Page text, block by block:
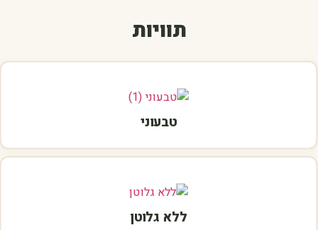
תוויות
טבעוני
ללא גלוטן